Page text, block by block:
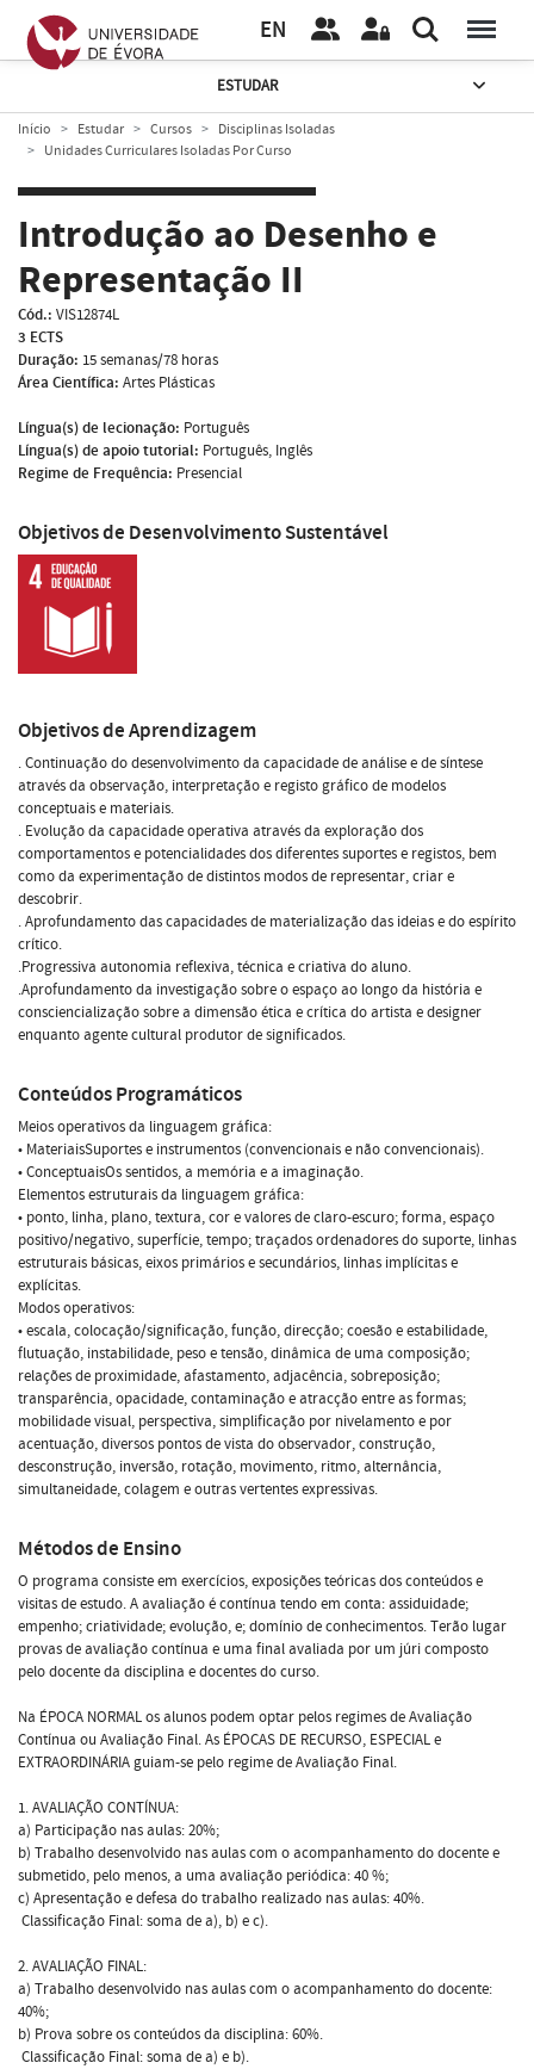
EN
ESTUDAR
Início Estudar Cursos
Disciplinas Isoladas
Unidades Curriculares Isoladas Por Curso
Introdução ao Desenho e
Representação II
Cód.: VIS12874L
3 ECTS
Duração: 15 semanas/78 horas
Área Científica: Artes Plásticas
Língua(s) de lecionação: Português
Língua(s) de apoio tutorial: Português, Inglês
Regime de Frequência: Presencial
Objetivos de Desenvolvimento Sustentável
Objetivos de Aprendizagem
. Continuação do desenvolvimento da capacidade de análise e de síntese
através da observação, interpretação e registo gráfico de modelos
conceptuais e materiais.
. Evolução da capacidade operativa através da exploração dos
comportamentos e potencialidades dos diferentes suportes e registos, bem
como da experimentação de distintos modos de representar, criar e
descobrir.
. Aprofundamento das capacidades de materialização das ideias e do espírito
crítico.
.Progressiva autonomia reflexiva, técnica e criativa do aluno.
.Aprofundamento da investigação sobre o espaço ao longo da história e
consciencialização sobre a dimensão ética e crítica do artista e designer
enquanto agente cultural produtor de significados.
Conteúdos Programáticos
Meios operativos da linguagem gráfica:
• MateriaisSuportes e instrumentos (convencionais e não convencionais).
• ConceptuaisOs sentidos, a memória e a imaginação.
Elementos estruturais da linguagem gráfica:
• ponto, linha, plano, textura, cor e valores de claro-escuro; forma, espaço
positivo/negativo, superfície, tempo; traçados ordenadores do suporte, linhas
estruturais básicas, eixos primários e secundários, linhas implícitas e
explícitas.
Modos operativos:
• escala, colocação/significação, função, direcção; coesão e estabilidade,
flutuação, instabilidade, peso e tensão, dinâmica de uma composição;
relações de proximidade, afastamento, adjacência, sobreposição;
transparência, opacidade, contaminação e atracção entre as formas;
mobilidade visual, perspectiva, simplificação por nivelamento e por
acentuação, diversos pontos de vista do observador, construção,
desconstrução, inversão, rotação, movimento, ritmo, alternância,
simultaneidade, colagem e outras vertentes expressivas.
Métodos de Ensino
O programa consiste em exercícios, exposições teóricas dos conteúdos e
visitas de estudo. A avaliação é contínua tendo em conta: assiduidade;
empenho; criatividade; evolução, e; domínio de conhecimentos. Terão lugar
provas de avaliação contínua e uma final avaliada por um júri composto
pelo docente da disciplina e docentes do curso.
Na ÉPOCA NORMAL os alunos podem optar pelos regimes de Avaliação
Contínua ou Avaliação Final. As ÉPOCAS DE RECURSO, ESPECIAL e
EXTRAORDINÁRIA guiam-se pelo regime de Avaliação Final.
1. AVALIAÇÃO CONTÍNUA:
a) Participação nas aulas: 20%;
b) Trabalho desenvolvido nas aulas com o acompanhamento do docente e
submetido, pelo menos, a uma avaliação periódica: 40 %;
c) Apresentação e defesa do trabalho realizado nas aulas: 40%.
 Classificação Final: soma de a), b) e c).
2. AVALIAÇÃO FINAL:
a) Trabalho desenvolvido nas aulas com o acompanhamento do docente:
40%;
b) Prova sobre os conteúdos da disciplina: 60%.
 Classificação Final: soma de a) e b).